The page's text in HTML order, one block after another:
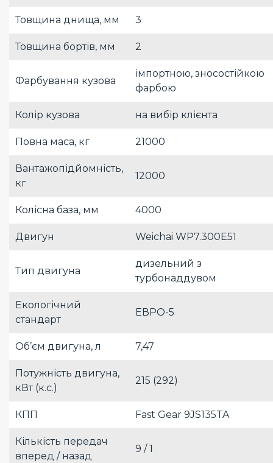
Товщина днища, мм 3
Товщина бортів, мм 2
Фарбування кузова
імпортною, зносостійкою
фарбою
Колір кузова на вибір клієнта
Повна маса, кг 21000
Вантажопідйомність,
кг
12000
Колісна база, мм 4000
Двигун Weichai WP7.300E51
Тип двигуна
дизельний з
турбонаддувом
Екологічний
стандарт
ЕВРО-5
Об’єм двигуна, л 7,47
Потужність двигуна,
кВт (к.с.)
215 (292)
КПП Fast Gear 9JS135TA
Кількість передач
вперед / назад
9 / 1